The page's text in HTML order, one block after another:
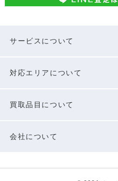
サービスについて
対応エリアについて
買取品⽬について
会社について